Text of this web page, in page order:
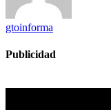
gtoinforma
Publicidad